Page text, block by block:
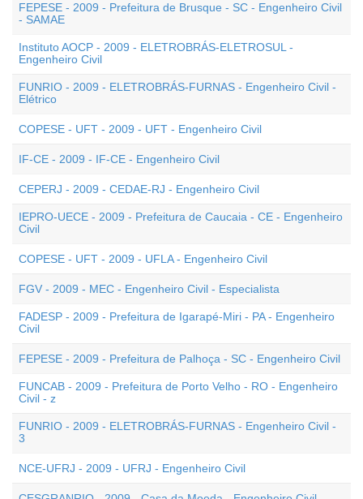
FEPESE - 2009 - Prefeitura de Brusque - SC - Engenheiro Civil
- SAMAE
Instituto AOCP - 2009 - ELETROBRÁS-ELETROSUL -
Engenheiro Civil
FUNRIO - 2009 - ELETROBRÁS-FURNAS - Engenheiro Civil -
Elétrico
COPESE - UFT - 2009 - UFT - Engenheiro Civil
IF-CE - 2009 - IF-CE - Engenheiro Civil
CEPERJ - 2009 - CEDAE-RJ - Engenheiro Civil
IEPRO-UECE - 2009 - Prefeitura de Caucaia - CE - Engenheiro
Civil
COPESE - UFT - 2009 - UFLA - Engenheiro Civil
FGV - 2009 - MEC - Engenheiro Civil - Especialista
FADESP - 2009 - Prefeitura de Igarapé-Miri - PA - Engenheiro
Civil
FEPESE - 2009 - Prefeitura de Palhoça - SC - Engenheiro Civil
FUNCAB - 2009 - Prefeitura de Porto Velho - RO - Engenheiro
Civil - z
FUNRIO - 2009 - ELETROBRÁS-FURNAS - Engenheiro Civil -
3
NCE-UFRJ - 2009 - UFRJ - Engenheiro Civil